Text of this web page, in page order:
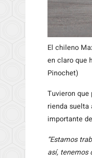
El chileno
en claro que
Pinochet)
Tuvieron que
rienda
importante
“Estamos
así, tenemos